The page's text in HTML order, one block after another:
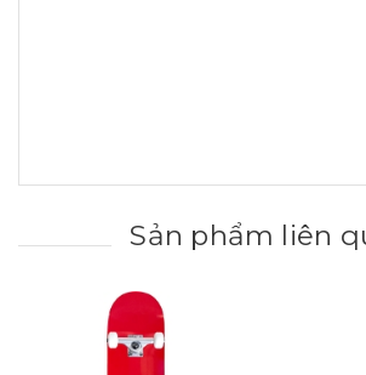
Sản phẩm liên